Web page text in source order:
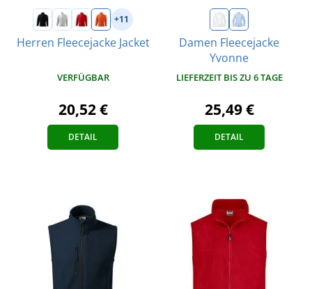
+11
Herren Fleecejacke Jacket
VERFÜGBAR
20,52 €
DETAIL
Damen Fleecejacke
Yvonne
LIEFERZEIT BIS ZU 6 TAGE
25,49 €
DETAIL